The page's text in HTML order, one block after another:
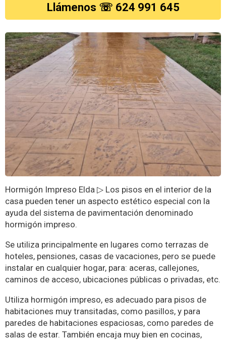
Llámenos ☏ 624 991 645
Hormigón Impreso Elda ▷ Los pisos en el interior de la
casa pueden tener un aspecto estético especial con la
ayuda del sistema de pavimentación denominado
hormigón impreso.
Se utiliza principalmente en lugares como terrazas de
hoteles, pensiones, casas de vacaciones, pero se puede
instalar en cualquier hogar, para: aceras, callejones,
caminos de acceso, ubicaciones públicas o privadas, etc.
Utiliza hormigón impreso, es adecuado para pisos de
habitaciones muy transitadas, como pasillos, y para
paredes de habitaciones espaciosas, como paredes de
salas de estar. También encaja muy bien en cocinas,